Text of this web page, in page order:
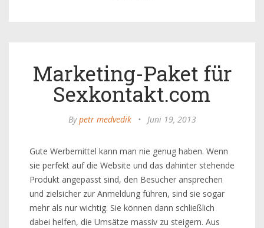
Marketing-Paket für
Sexkontakt.com
Bypetr medvedik • Juni 19, 2013
Gute Werbemittel kann man nie genug haben. Wenn
sie perfekt auf die Website und das dahinter stehende
Produkt angepasst sind, den Besucher ansprechen
und zielsicher zur Anmeldung führen, sind sie sogar
mehr als nur wichtig. Sie können dann schließlich
dabei helfen, die Umsätze massiv zu steigern. Aus